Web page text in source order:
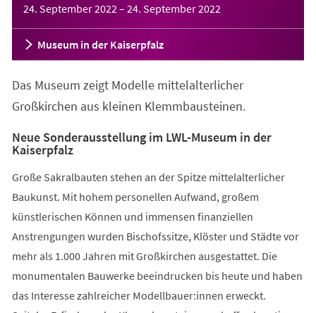
24. September 2022 – 24. September 2022
Museum in der Kaiserpfalz
Das Museum zeigt Modelle mittelalterlicher
Großkirchen aus kleinen Klemmbausteinen.
Neue Sonderausstellung im LWL-Museum in der
Kaiserpfalz
Große Sakralbauten stehen an der Spitze mittelalterlicher
Baukunst. Mit hohem personellen Aufwand, großem
künstlerischen Können und immensen finanziellen
Anstrengungen wurden Bischofssitze, Klöster und Städte vor
mehr als 1.000 Jahren mit Großkirchen ausgestattet. Die
monumentalen Bauwerke beeindrucken bis heute und haben
das Interesse zahlreicher Modellbauer:innen erweckt.